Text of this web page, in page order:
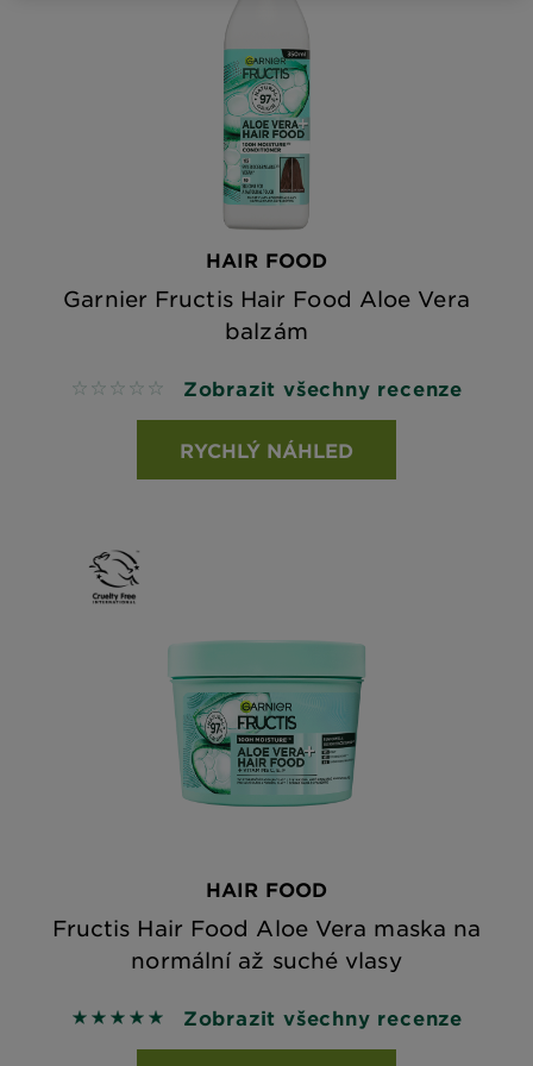
HAIR FOOD
Garnier Fructis Hair Food Aloe Vera
balzám
No reviews Zobrazit všechny recenze
RYCHLÝ NÁHLED
HAIR FOOD
Fructis Hair Food Aloe Vera maska na
normální až suché vlasy
5 out of 5 stars based on reviews
Zobrazit všechny recenze